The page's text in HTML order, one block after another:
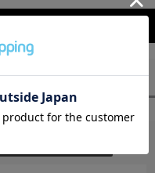
スタッフレビュー（0）